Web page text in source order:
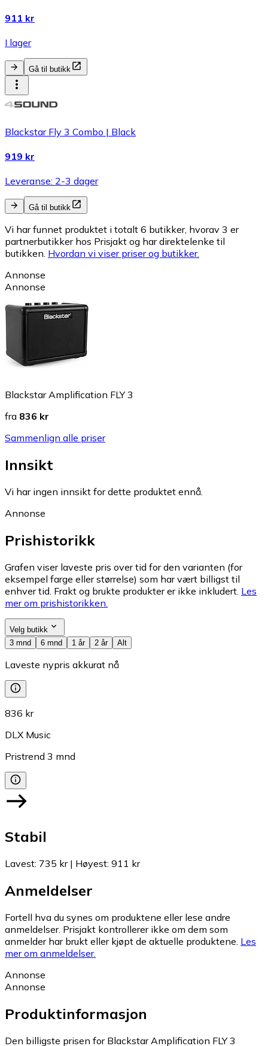
911 kr
I lager
Gå til butikk
Blackstar Fly 3 Combo | Black
919 kr
Leveranse: 2-3 dager
Gå til butikk
Vi har funnet produktet i totalt 6 butikker, hvorav 3 er
partnerbutikker hos Prisjakt og har direktelenke til
butikken. Hvordan vi viser priser og butikker.
Annonse
Annonse
Blackstar Amplification FLY 3
fra 836 kr
Sammenlign alle priser
Innsikt
Vi har ingen innsikt for dette produktet ennå.
Annonse
Prishistorikk
Grafen viser laveste pris over tid for den varianten (for
eksempel farge eller størrelse) som har vært billigst til
enhver tid. Frakt og brukte produkter er ikke inkludert. Les
mer om prishistorikken.
Velg butikk
3 mnd
6 mnd 1 år 2 år Alt
Laveste nypris akkurat nå
836 kr
DLX Music
Pristrend 3 mnd
Stabil
Lavest: 735 kr| Høyest: 911 kr
Anmeldelser
Fortell hva du synes om produktene eller lese andre
anmeldelser. Prisjakt kontrollerer ikke om dem som
anmelder har brukt eller kjøpt de aktuelle produktene. Les
mer om anmeldelser.
Annonse
Annonse
Produktinformasjon
Den billigste prisen for Blackstar Amplification FLY 3